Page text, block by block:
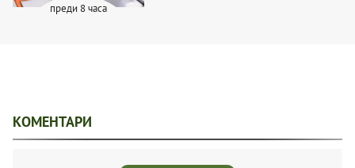
преди 8 часа
КОМЕНТАРИ